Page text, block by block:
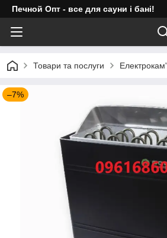
Печной Опт - все для сауни і бані!
Товари та послуги
–7%